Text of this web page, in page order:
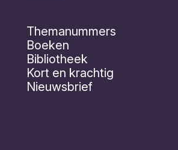
Themanummers
Boeken
Bibliotheek
Kort en krachtig
Nieuwsbrief